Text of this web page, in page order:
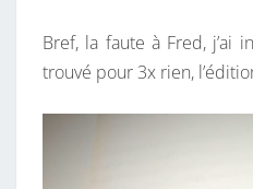
Bref, la faute à Fred, j’ai
trouvé pour 3x rien,